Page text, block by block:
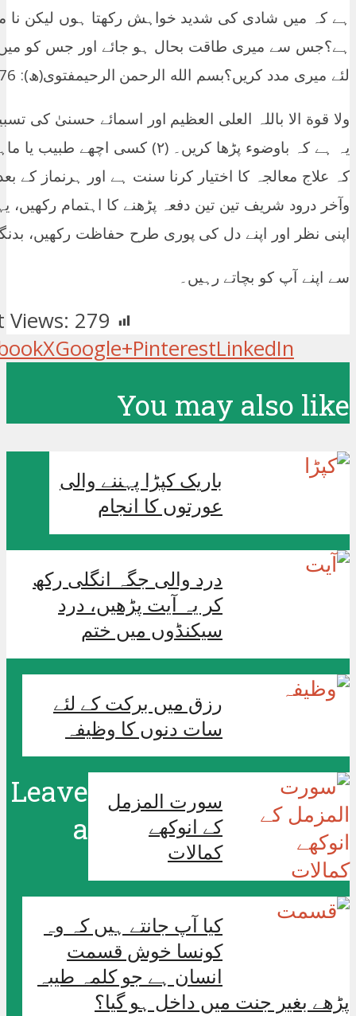
ہے کہ میں شادی کی شدید خواہش رکھتا ہوں لیکن نا
ہے؟جس سے میری طاقت بحال ہو جائے اور جس کو میں
لئے میری مدد کریں؟بسم الله الرحمن الرحيمفتوی(ھ): 176=102-2/1433 (۱) لاحول
ولا قوة الا باللہ العلی العظیم اور اسمائے حسنیٰ کی
یہ ہے کہ باوضوء پڑھا کریں۔ (۲)
کہ علاج معالجہ کا اختیار کرنا سنت ہے اور ہرنماز کے
وآخر درود شریف تین تین دفعہ پڑھنے کا اہتمام
اپنی نظر اور اپنے دل کی پوری طرح حفاظت رکھیں،
سے اپنے آپ کو بچاتے رہیں۔
Views: 279
XGoogle+PinterestLinkedIn
You may also like
باریک کپڑا پہننے والی
عورتوں کا انجام
درد والی جگہ انگلی رکھ
کر یہ آیت پڑھیں، درد
سیکنڈوں میں ختم
رزق میں برکت کے لئے
سات دنوں کا وظیفہ
سورت المزمل
کے انوکھے
کمالات
کیا آپ جانتے ہیں کہ وہ
کونسا خوش قسمت
انسان ہے جو کلمہ طیبہ
پڑھے بغیر جنت میں داخل ہو گیا؟
Leave
a